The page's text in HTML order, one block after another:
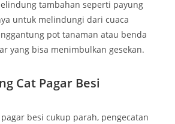
tambahan seperti payung
untuk melindungi dari cuaca
pot tanaman atau benda
yang bisa menimbulkan gesekan.
Cat Pagar Besi
besi cukup parah, pengecatan